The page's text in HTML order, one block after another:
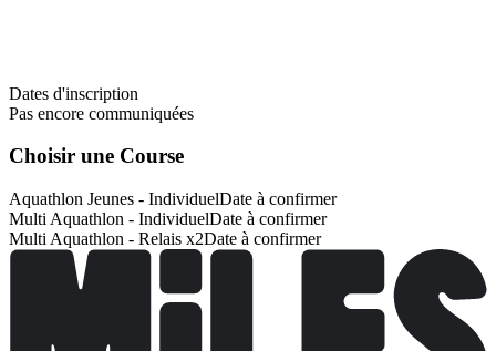
Dates d'inscription
Pas encore communiquées
Choisir une Course
Aquathlon Jeunes - IndividuelDate à confirmer
Multi Aquathlon - IndividuelDate à confirmer
Multi Aquathlon - Relais x2Date à confirmer